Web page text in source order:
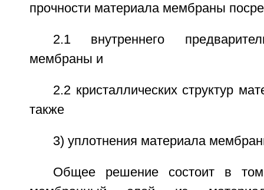
прочности материала мембраны
2.1 внутреннего
мембраны и
2.2 кристаллических структур
также
3) уплотнения материала
Общее решение состоит в